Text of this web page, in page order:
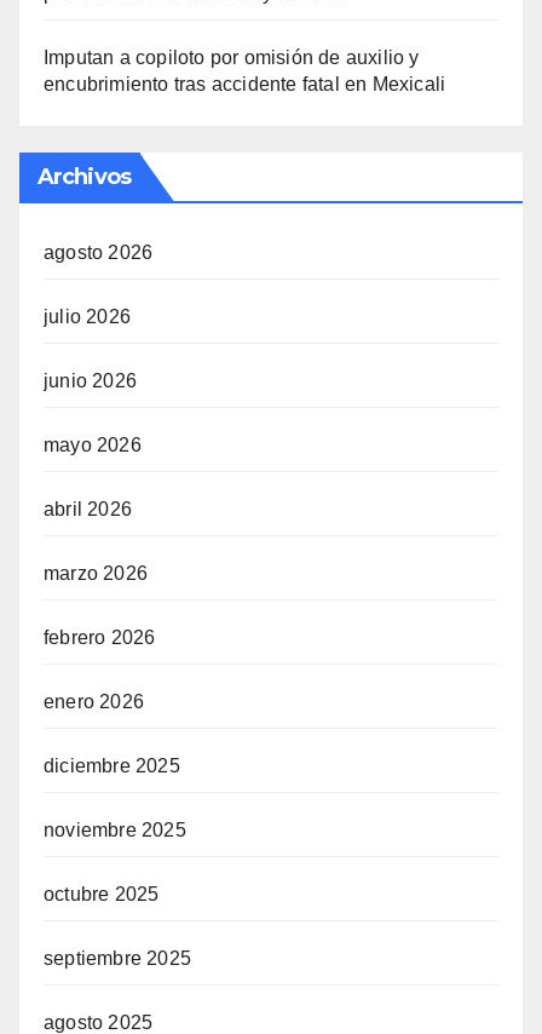
Imputan a copiloto por omisión de auxilio y
encubrimiento tras accidente fatal en Mexicali
Archivos
agosto 2026
julio 2026
junio 2026
mayo 2026
abril 2026
marzo 2026
febrero 2026
enero 2026
diciembre 2025
noviembre 2025
octubre 2025
septiembre 2025
agosto 2025